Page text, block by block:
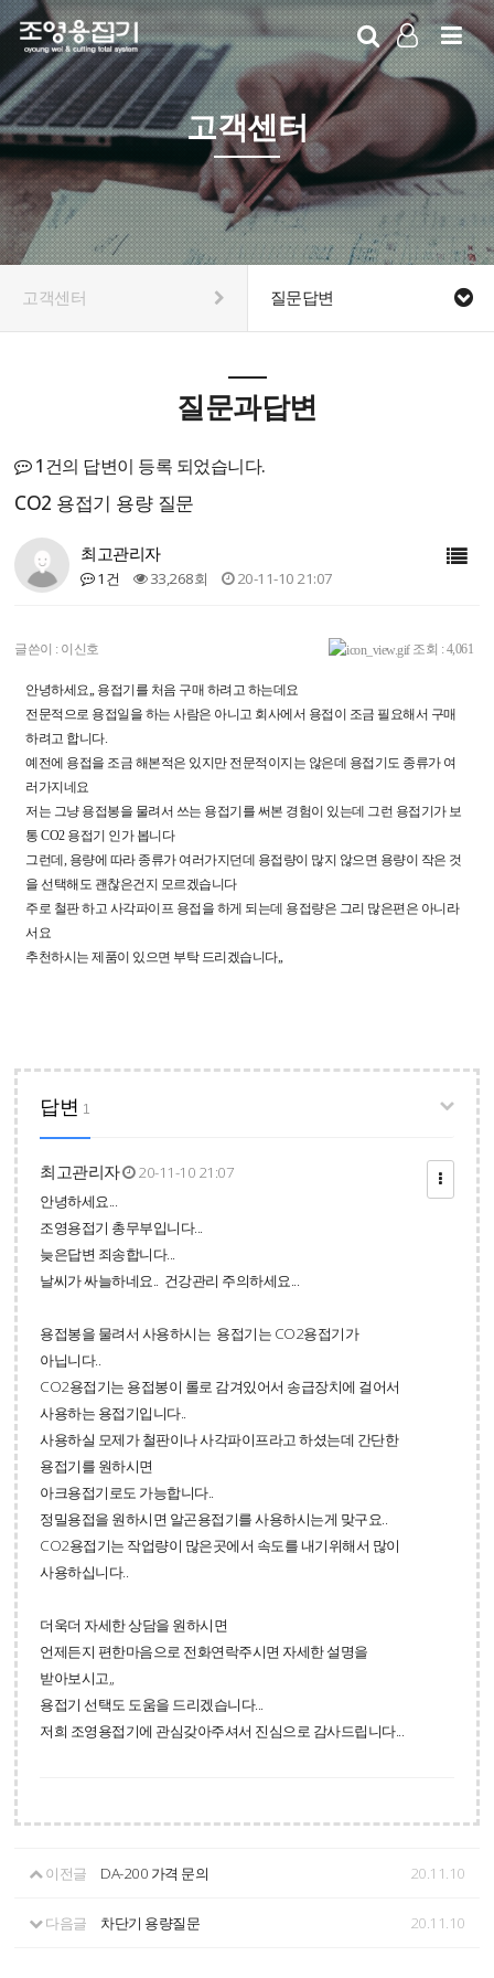
LOG IN
SIGN UP
고객센터
고객센터 질문답변
질문과답변
1건의 답변이 등록 되었습니다.
CO2 용접기 용량 질문
최고관리자
1건 33,268회 20-11-10 21:07
글쓴이 : 이신호 조회 : 4,061
안녕하세요,, 용접기를 처음 구매 하려고 하는데요
전문적으로 용접일을 하는 사람은 아니고 회사에서 용접이 조금 필요해서 구매
하려고 합니다.
예전에 용접을 조금 해본적은 있지만 전문적이지는 않은데 용접기도 종류가 여
러가지네요
저는 그냥 용접봉을 물려서 쓰는 용접기를 써본 경험이 있는데 그런 용접기가 보
통 CO2 용접기 인가 봅니다
그런데, 용량에 따라 종류가 여러가지던데 용접량이 많지 않으면 용량이 작은 것
을 선택해도 괜찮은건지 모르겠습니다
주로 철판 하고 사각파이프 용접을 하게 되는데 용접량은 그리 많은편은 아니라
서요
추천하시는 제품이 있으면 부탁 드리겠습니다,,
답변 1
최고관리자
20-11-10 21:07
안녕하세요...
조영용접기 총무부입니다...
늦은답변 죄송합니다...
날씨가 싸늘하네요.. 건강관리 주의하세요...
용접봉을 물려서 사용하시는 용접기는 CO2용접기가
아닙니다..
CO2용접기는 용접봉이 롤로 감겨있어서 송급장치에 걸어서
사용하는 용접기입니다..
사용하실 모제가 철판이나 사각파이프라고 하셨는데 간단한
용접기를 원하시면
아크용접기로도 가능합니다..
정밀용접을 원하시면 알곤용접기를 사용하시는게 맞구요..
CO2용접기는 작업량이 많은곳에서 속도를 내기위해서 많이
사용하십니다..
더욱더 자세한 상담을 원하시면
언제든지 편한마음으로 전화연락주시면 자세한 설명을
받아보시고,,
용접기 선택도 도움을 드리겠습니다...
저희 조영용접기에 관심갖아주셔서 진심으로 감사드립니다...
이전글 DA-200 가격 문의 20.11.10
다음글 차단기 용량질문 20.11.10